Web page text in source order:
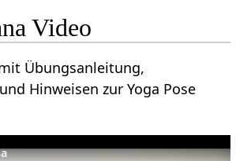
Video
Übungsanleitung,
Hinweisen zur Yoga Pose